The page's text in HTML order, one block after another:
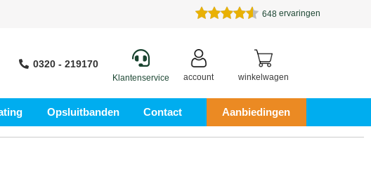
648 ervaringen
0320 - 219170
Klantenservice account winkelwagen
Opsluitbanden Contact Aanbiedingen